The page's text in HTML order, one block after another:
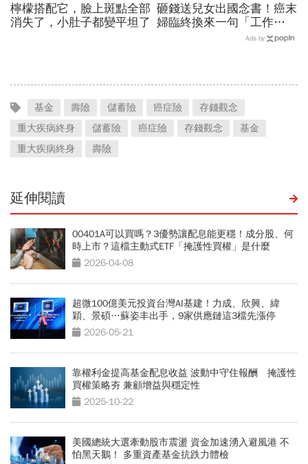
檸檬搭配它，臉上斑點全部
消失了，小肚子都變平坦了
砸錢送兒女出國念書！癌末
婦臨終換來一句「工作
忙」，心寒喊一毛都不留…
Ads by
基金 壽險 儲蓄險 癌症險
存錢觀念
重大疾病終身
儲蓄險 癌症險 存錢觀念
基金
重大疾病終身
壽險
延伸閱讀
00401A可以買嗎？3優勢讓配息能更穩！成分股、何
時上市？這檔主動式ETF「掩護性買權」是什麼
2026-04-08
超微100億美元投資台灣AI基建！力成、欣興、緯
穎、景碩…蘇姿丰出手，9家供應鏈這3檔先漲停
2026-05-21
靠權利金提高基金配息收益 波動中守住報酬 掩護性
買權策略夯 兼顧增益與穩定性
2025-10-22
美國總統大選牽動股市震盪 資金加速湧入避風港 不
怕黑天鵝！ 多重資產基金抗跌力體檢